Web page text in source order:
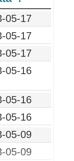
05-17
05-17
05-17
05-16
05-16
05-16
05-09
05-09